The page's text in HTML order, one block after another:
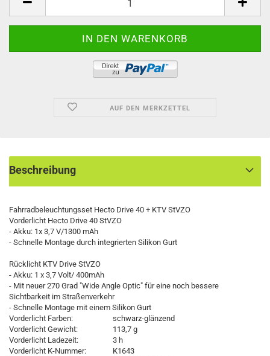
AUF DEN MERKZETTEL
Beschreibung
Fahrradbeleuchtungsset Hecto Drive 40 + KTV StVZO
Vorderlicht Hecto Drive 40 StVZO
- Akku: 1x 3,7 V/1300 mAh
- Schnelle Montage durch integrierten Silikon Gurt
Rücklicht KTV Drive StVZO
- Akku: 1 x 3,7 Volt/ 400mAh
- Mit neuer 270 Grad "Wide Angle Optic" für eine noch bessere
Sichtbarkeit im Straßenverkehr
- Schnelle Montage mit einem Silikon Gurt
Vorderlicht Farben:
schwarz-glänzend
Vorderlicht Gewicht:
113,7 g
Vorderlicht Ladezeit:
3 h
Vorderlicht K-Nummer:
K1643